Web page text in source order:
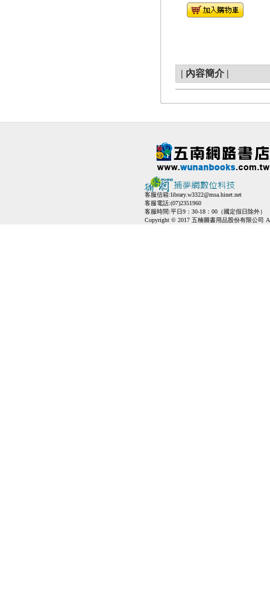
| 內容簡介 |
客服信箱:library.w3322@msa.hinet.net
客服電話:(07)2351960
客服時間:平日9：30-18：00（國定假日除外）
Copyright © 2017 五楠圖書用品股份有限公司